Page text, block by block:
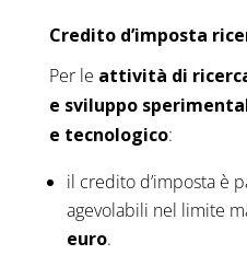
Credito d’imposta
Per le attività di
e sviluppo
e tecnologico:
il credito d’imposta è
agevolabili nel limite
euro.